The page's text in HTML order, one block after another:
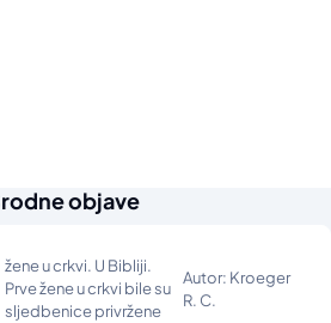
objave
žene u crkvi. U Bibliji.
Prve žene u crkvi bile su
sljedbenice privržene
Autor: Kroeger
R. C.